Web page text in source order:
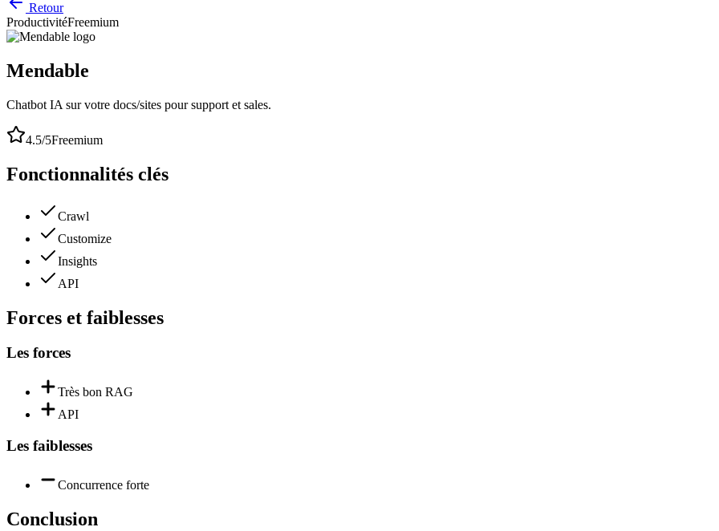
Retour
ProductivitéFreemium
Mendable
Chatbot IA sur votre docs/sites pour support et sales.
4.5/5Freemium
Fonctionnalités clés
Crawl
Customize
Insights
API
Forces et faiblesses
Les forces
Très bon RAG
API
Les faiblesses
Concurrence forte
Conclusion